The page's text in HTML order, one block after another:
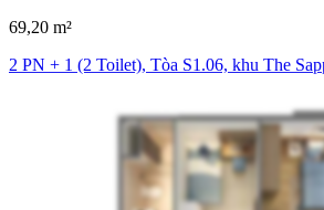
69,20 m²
2 PN + 1 (2 Toilet), Tòa S1.06, khu The